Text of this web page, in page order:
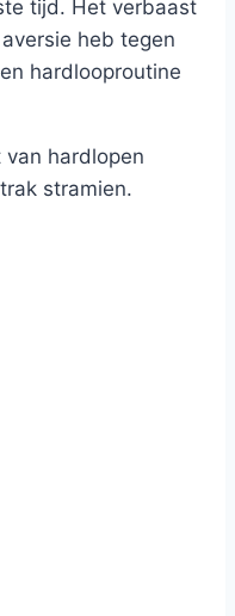
tijd. Het verbaast
heb tegen
hardlooproutine
hardlopen
stramien.